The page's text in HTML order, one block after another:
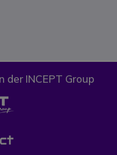
INCEPT Group